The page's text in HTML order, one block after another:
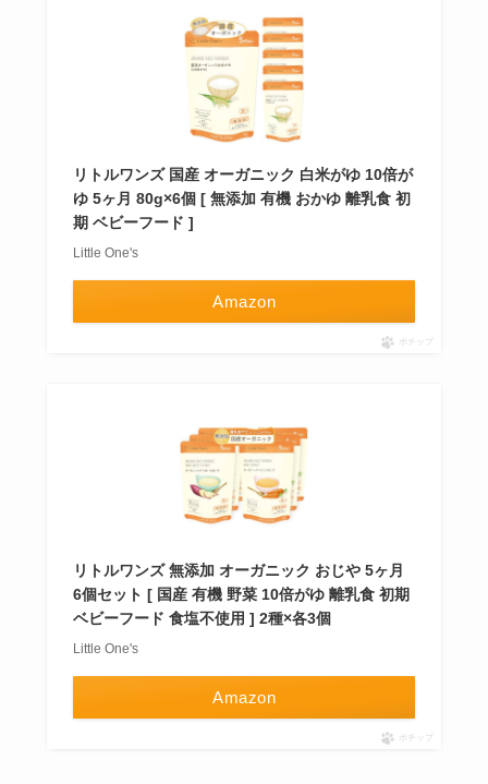
リトルワンズ 国産 オーガニック 白米がゆ 10倍が
ゆ 5ヶ月 80g×6個 [ 無添加 有機 おかゆ 離乳食 初
期 ベビーフード ]
Little One's
Amazon
ポチップ
リトルワンズ 無添加 オーガニック おじや 5ヶ月
6個セット [ 国産 有機 野菜 10倍がゆ 離乳食 初期
ベビーフード 食塩不使用 ] 2種×各3個
Little One's
Amazon
ポチップ